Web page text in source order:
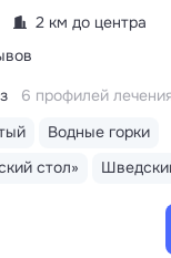
2 км до центра
Водные горки
стол»
6 профилей